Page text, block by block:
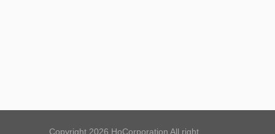
Copyright 2026 HoCorporation All right